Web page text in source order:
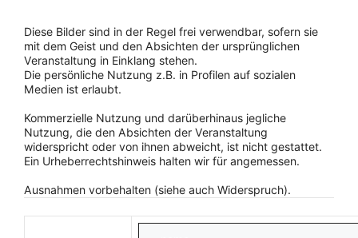
Diese Bilder sind in der Regel frei verwendbar, sofern sie
mit dem Geist und den Absichten der ursprünglichen
Veranstaltung in Einklang stehen.
Die persönliche Nutzung z.B. in Profilen auf sozialen
Medien ist erlaubt.
Kommerzielle Nutzung und darüberhinaus jegliche
Nutzung, die den Absichten der Veranstaltung
widerspricht oder von ihnen abweicht, ist nicht gestattet.
Ein Urheberrechtshinweis halten wir für angemessen.
Ausnahmen vorbehalten (siehe auch Widerspruch).